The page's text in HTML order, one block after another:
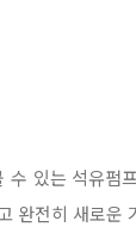
수 있는 석유펌
완전히 새로운